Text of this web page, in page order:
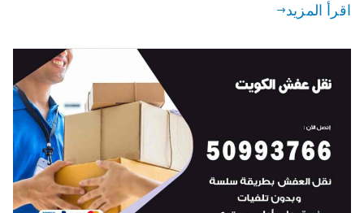
اقرأ المزيد